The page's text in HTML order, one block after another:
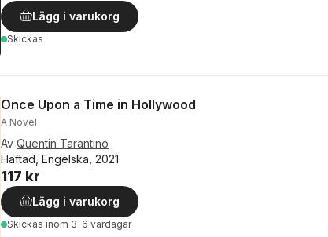
Lägg i varukorg
Skickas
Once Upon a Time in Hollywood
A Novel
Av Quentin Tarantino
Häftad, Engelska, 2021
117 kr
Lägg i varukorg
Skickas inom 3-6 vardagar